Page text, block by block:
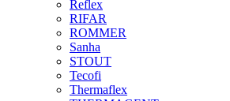
Reflex
RIFAR
ROMMER
Sanha
STOUT
Tecofi
Thermaflex